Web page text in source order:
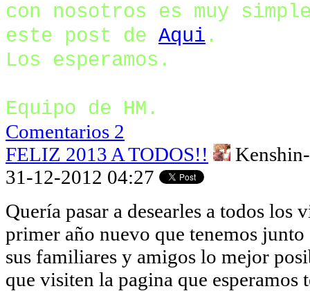
con nosotros es muy
este post de Aqui .
Los esperamos.
Equipo de HM.
Comentarios 2
FELIZ 2013 A TODOS!!
31-12-2012 04:27
Quería pasar a desearles a todos los
primer año nuevo que tenemos junto
sus familiares y amigos lo mejor
que visiten la pagina que esperamos